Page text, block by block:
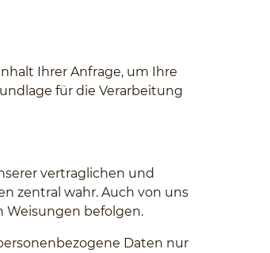
Ihrer Anfrage, um Ihre
für die Verarbeitung
vertraglichen und
zentral wahr. Auch von uns
Weisungen befolgen.
Daten nur